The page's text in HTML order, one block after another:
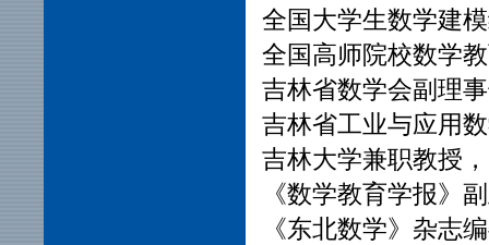
全国大学生数学建
全国高师院校数学
吉林省数学会副理
吉林省工业与应用
吉林大学兼职教授，
《数学教育学报》
《东北数学》杂志